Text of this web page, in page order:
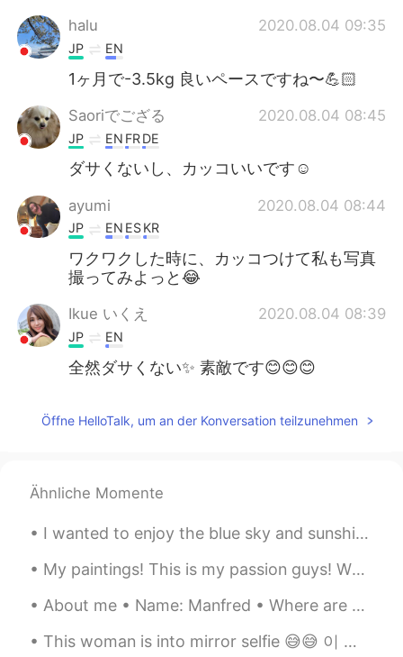
halu 2020.08.04 09:35
JP EN
1ヶ月で-3.5kg 良いペースですね〜💪🏻
Saoriでござる 2020.08.04 08:45
JP EN FRDE
ダサくないし、カッコいいです☺️
ayumi 2020.08.04 08:44
JP EN ESKR
ワクワクした時に、カッコつけて私も写真
撮ってみよっと😂
Ikue いくえ 2020.08.04 08:39
JP EN
全然ダサくない✨ 素敵です😊😊😊
Öffne HelloTalk, um an der Konversation teilzunehmen
Ähnliche Momente
I wanted to enjoy the blue sky and sunshine! 🌞🌳💐💙😌 Bright days and nice weather always give me ...
My paintings! This is my passion guys! What's your favorite TV show or drama? Saint seiya is on...
About me • Name: Manfred • Where are you from? : Singapore • Height : 160+cm (I forgot my exac...
This woman is into mirror selfie 😅😅 이 여자는 거울 셀카에 빠져 있어요 😅😅 この女性は鏡の自撮りに夢中です。😅😅 這個女人喜歡鏡子自拍 😅😅